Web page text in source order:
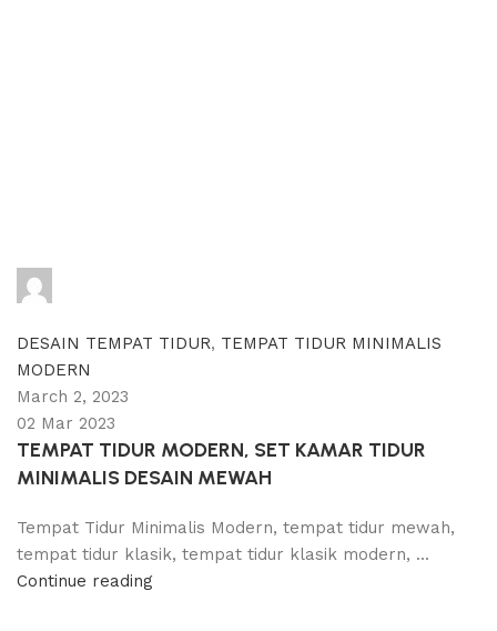
DESAIN TEMPAT TIDUR, TEMPAT TIDUR MINIMALIS
MODERN
March 2, 2023
02 Mar 2023
TEMPAT TIDUR MODERN, SET KAMAR TIDUR
MINIMALIS DESAIN MEWAH
Tempat Tidur Minimalis Modern, tempat tidur mewah,
tempat tidur klasik, tempat tidur klasik modern, ...
Continue reading